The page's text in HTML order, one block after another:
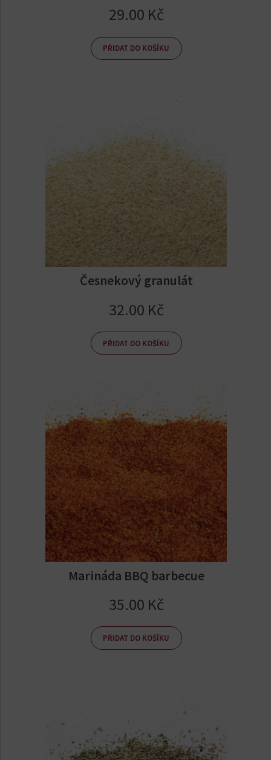
29.00 Kč
PŘIDAT DO KOŠÍKU
Česnekový granulát
32.00 Kč
PŘIDAT DO KOŠÍKU
Marináda BBQ barbecue
35.00 Kč
PŘIDAT DO KOŠÍKU